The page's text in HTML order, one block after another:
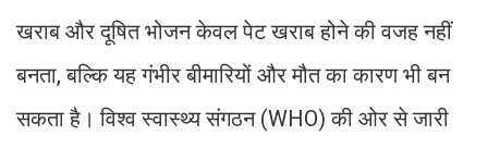
खराब और दूषित भोजन केवल पेट खराब होने की वजह नहीं
बनता, बल्कि यह गंभीर बीमारियों और मौत का कारण भी बन
सकता है। विश्व स्वास्थ्य संगठन (WHO) की ओर से जारी